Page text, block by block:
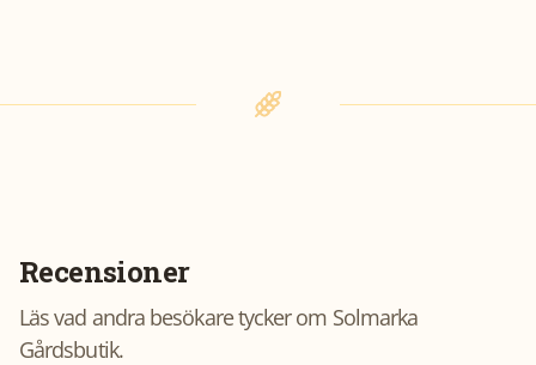
Recensioner
Läs vad andra besökare tycker om Solmarka
Gårdsbutik.